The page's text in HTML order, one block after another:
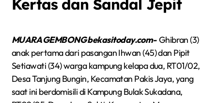
Kertas dan Sandal Jepit
MUARA GEMBONG bekasitoday.com- Ghibran (3)
anak pertama dari pasangan Ihwan (45) dan Pipit
Setiawati (34) warga kampung kelapa dua, RT01/02,
Desa Tanjung Bungin, Kecamatan Pakis Jaya, yang
saat ini berdomisili di Kampung Bulak Sukadana,